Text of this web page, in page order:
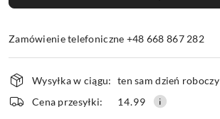
Zamówienie telefoniczne +48 668 867 282
Wyślij
Dostępność
i
dostawa
Wysyłka w ciągu: ten sam dzień roboczy
Cena przesyłki:
14.99